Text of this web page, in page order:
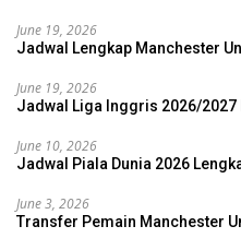
June 19, 2026
Jadwal Lengkap Manchester
June 19, 2026
Jadwal Liga Inggris 2026/2027
June 10, 2026
Jadwal Piala Dunia 2026
June 3, 2026
Transfer Pemain Manchester